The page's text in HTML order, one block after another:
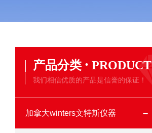
产品分类 · PRODUCT
我们相信优质的产品是信誉的保证！
加拿大winters文特斯仪器